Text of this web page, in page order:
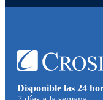
Disponible las 24